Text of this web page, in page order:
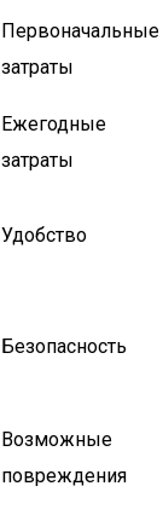
Первоначальные
затраты
Ежегодные
затраты
Удобство
Безопасность
Возможные
повреждения